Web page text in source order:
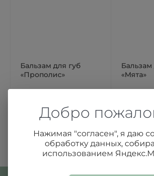
Бальзам для губ
«Прополис»
Бальзам
«Мята»
Добро
Нажимая "согласен", я даю
обработку данных,
использованием